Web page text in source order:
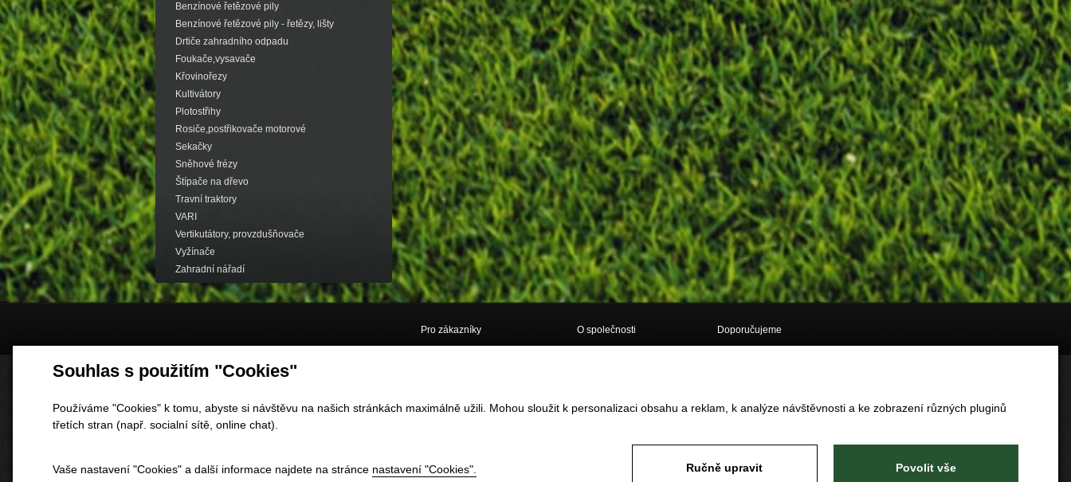
Souhlas s použitím "Cookies"
Používáme "Cookies" k tomu, abyste si návštěvu na našich stránkách maximálně užili. Mohou sloužit k personalizaci obsahu a reklam, k analýze návštěvnosti a ke zobrazení různých pluginů
třetích stran (např. socialní sítě, online chat).
Vaše nastavení "Cookies" a další informace najdete na stránce nastavení "Cookies". Ručně upravit Povolit vše
Benzínové řetězové pily
Benzínové řetězové pily - řetězy, lišty
Drtiče zahradního odpadu
Foukače,vysavače
Křovinořezy
Kultivátory
Plotostřihy
Rosiče,postřikovače motorové
Sekačky
Sněhové frézy
Štípače na dřevo
Travní traktory
VARI
Vertikutátory, provzdušňovače
Vyžínače
Zahradní nářadí
Pro zákazníky
Vrácení zboží do 14ti dnů
Odstoupení od smlouvy ONLINE
O společnosti Doporučujeme